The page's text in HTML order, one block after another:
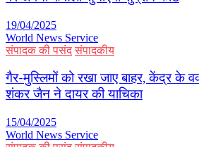
19/04/2025
World News Service
संपादक की पसंद संपादकीय
गैर-मुस्लिमों को रखा जाए बाहर, केंद्र के
शंकर जैन ने दायर की याचिका
15/04/2025
World News Service